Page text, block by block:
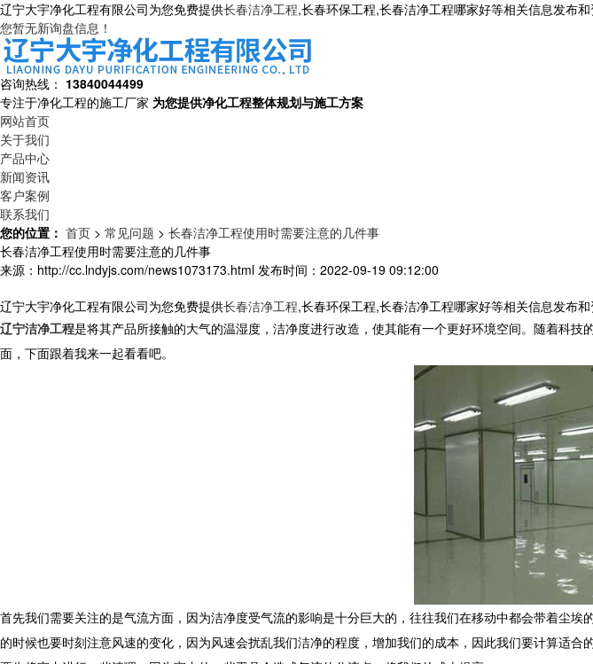
辽宁大宇净化工程有限公司为您免费提供长春洁净工程,长春环保工程,长春洁净工程哪家好等相关信息发布和
您暂无新询盘信息！
咨询热线： 13840044499
专注于净化工程的施工厂家 为您提供净化工程整体规划与施工方案
网站首页
关于我们
产品中心
新闻资讯
客户案例
联系我们
您的位置： 首页 > 常见问题 > 长春洁净工程使用时需要注意的几件事
长春洁净工程使用时需要注意的几件事
来源：http://cc.lndyjs.com/news1073173.html 发布时间：2022-09-19 09:12:00
辽宁大宇净化工程有限公司为您免费提供长春洁净工程,长春环保工程,长春洁净工程哪家好等相关信息发布和
辽宁洁净工程是将其产品所接触的大气的温湿度，洁净度进行改造，使其能有一个更好环境空间。随着科技
面，下面跟着我来一起看看吧。
首先我们需要关注的是气流方面，因为洁净度受气流的影响是十分巨大的，往往我们在移动中都会带着尘
的时候也要时刻注意风速的变化，因为风速会扰乱我们洁净的程度，增加我们的成本，因此我们要计算适